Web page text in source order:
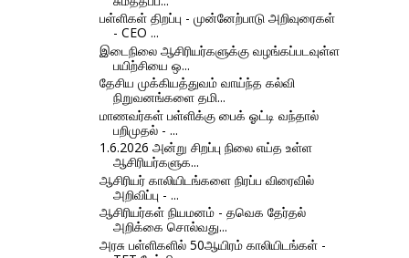
பள்ளிகள் திறப்பு - முன்னேற்பாடு அறிவுரைகள்
- CEO ...
இடைநிலை ஆசிரியர்களுக்கு வழங்கப்படவுள்ள
பயிற்சியை ஒ...
தேசிய முக்கியத்துவம் வாய்ந்த கல்வி
நிறுவனங்களை தமி...
மாணவர்கள் பள்ளிக்கு பைக் ஓட்டி வந்தால்
பறிமுதல் - ...
1.6.2026 அன்று சிறப்பு நிலை எய்த உள்ள
ஆசிரியர்களுக...
ஆசிரியர் காலியிடங்களை நிரப்ப விரைவில்
அறிவிப்பு - ...
ஆசிரியர்கள் நியமனம் - தவெக தேர்தல்
அறிக்கை சொல்வது...
அரசு பள்ளிகளில் 50ஆயிரம் காலியிடங்கள் -